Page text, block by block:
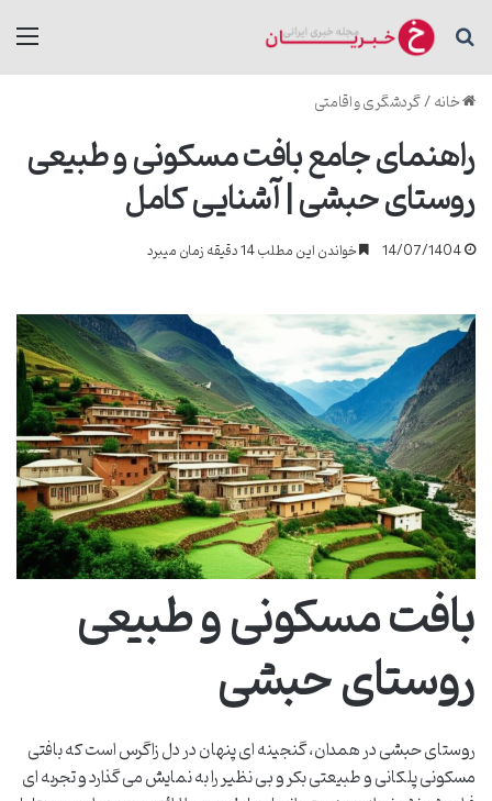
جستجو برای
خانه/گردشگری و اقامتی
راهنمای جامع بافت مسکونی و طبیعی
روستای حبشی | آشنایی کامل
14/07/1404 خواندن این مطلب 14 دقیقه زمان میبرد
بافت مسکونی و طبیعی
روستای حبشی
روستای حبشی در همدان، گنجینه ای پنهان در دل زاگرس است که بافتی
مسکونی پلکانی و طبیعتی بکر و بی نظیر را به نمایش می گذارد و تجربه ای